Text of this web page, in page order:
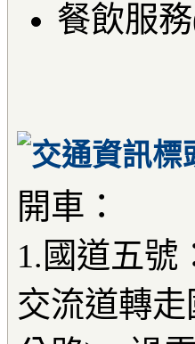
餐飲服
開車：
1.國道五號
交流道轉